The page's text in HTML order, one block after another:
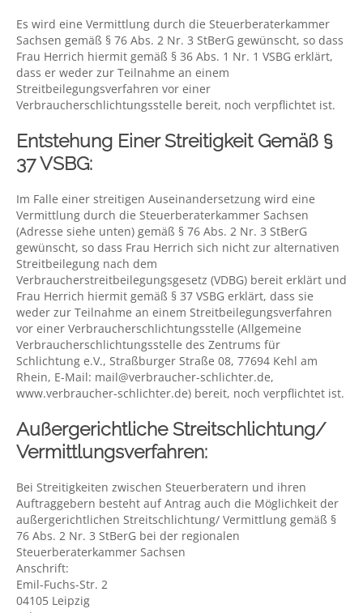
Es wird eine Vermittlung durch die Steuerberaterkammer
Sachsen gemäß § 76 Abs. 2 Nr. 3 StBerG gewünscht, so dass
Frau Herrich hiermit gemäß § 36 Abs. 1 Nr. 1 VSBG erklärt,
dass er weder zur Teilnahme an einem
Streitbeilegungsverfahren vor einer
Verbraucherschlichtungsstelle bereit, noch verpflichtet ist.
Entstehung Einer Streitigkeit Gemäß §
37 VSBG:
Im Falle einer streitigen Auseinandersetzung wird eine
Vermittlung durch die Steuerberaterkammer Sachsen
(Adresse siehe unten) gemäß § 76 Abs. 2 Nr. 3 StBerG
gewünscht, so dass Frau Herrich sich nicht zur alternativen
Streitbeilegung nach dem
Verbraucherstreitbeilegungsgesetz (VDBG) bereit erklärt und
Frau Herrich hiermit gemäß § 37 VSBG erklärt, dass sie
weder zur Teilnahme an einem Streitbeilegungsverfahren
vor einer Verbraucherschlichtungsstelle (Allgemeine
Verbraucherschlichtungsstelle des Zentrums für
Schlichtung e.V., Straßburger Straße 08, 77694 Kehl am
Rhein, E-Mail: mail@verbraucher-schlichter.de,
www.verbraucher-schlichter.de) bereit, noch verpflichtet ist.
Außergerichtliche Streitschlichtung/
Vermittlungsverfahren:
Bei Streitigkeiten zwischen Steuerberatern und ihren
Auftraggebern besteht auf Antrag auch die Möglichkeit der
außergerichtlichen Streitschlichtung/ Vermittlung gemäß §
76 Abs. 2 Nr. 3 StBerG bei der regionalen
Steuerberaterkammer Sachsen
Anschrift:
Emil-Fuchs-Str. 2
04105 Leipzig